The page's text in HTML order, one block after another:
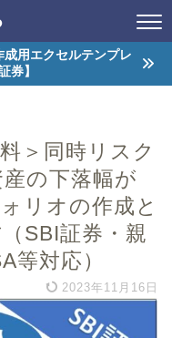
用エクセルテンプレ
券】
＞同時リスク
の下落幅が
リオの作成と
SBI証券・親
等対応）
2023年11月16日